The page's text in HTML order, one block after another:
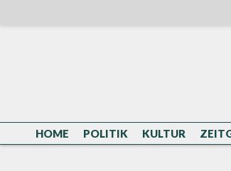
HOME POLITIK KULTUR